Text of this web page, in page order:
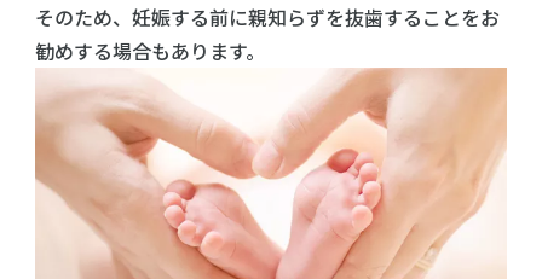
そのため、妊娠する前に親知らずを抜歯することをお
勧めする場合もあります。